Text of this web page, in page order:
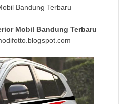
Mobil Bandung Terbaru